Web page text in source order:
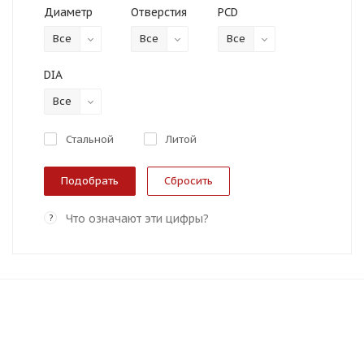
Диаметр
Все
Отверстия
Все
PCD
Все
DIA
Все
Стальной Литой
Сбросить
? Что означают эти цифры?